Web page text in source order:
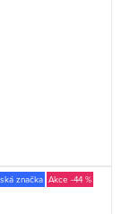
značka -44 %